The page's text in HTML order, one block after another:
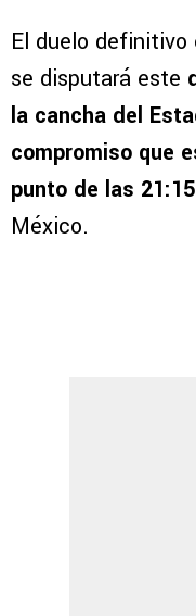
El duelo
se disputará este
la cancha del
compromiso que
punto de las
México.